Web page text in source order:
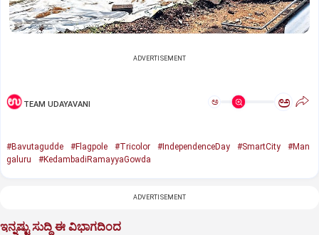
ADVERTISEMENT
TEAM UDAYAVANI ಅ ಅ
#Bavutagudde #Flagpole #Tricolor #IndependenceDay #SmartCity
#Man
galuru
#KedambadiRamayyaGowda
ADVERTISEMENT
ಇನ್ನಷ್ಟು ಸುದ್ದಿ ಈ ವಿಭಾಗದಿಂದ